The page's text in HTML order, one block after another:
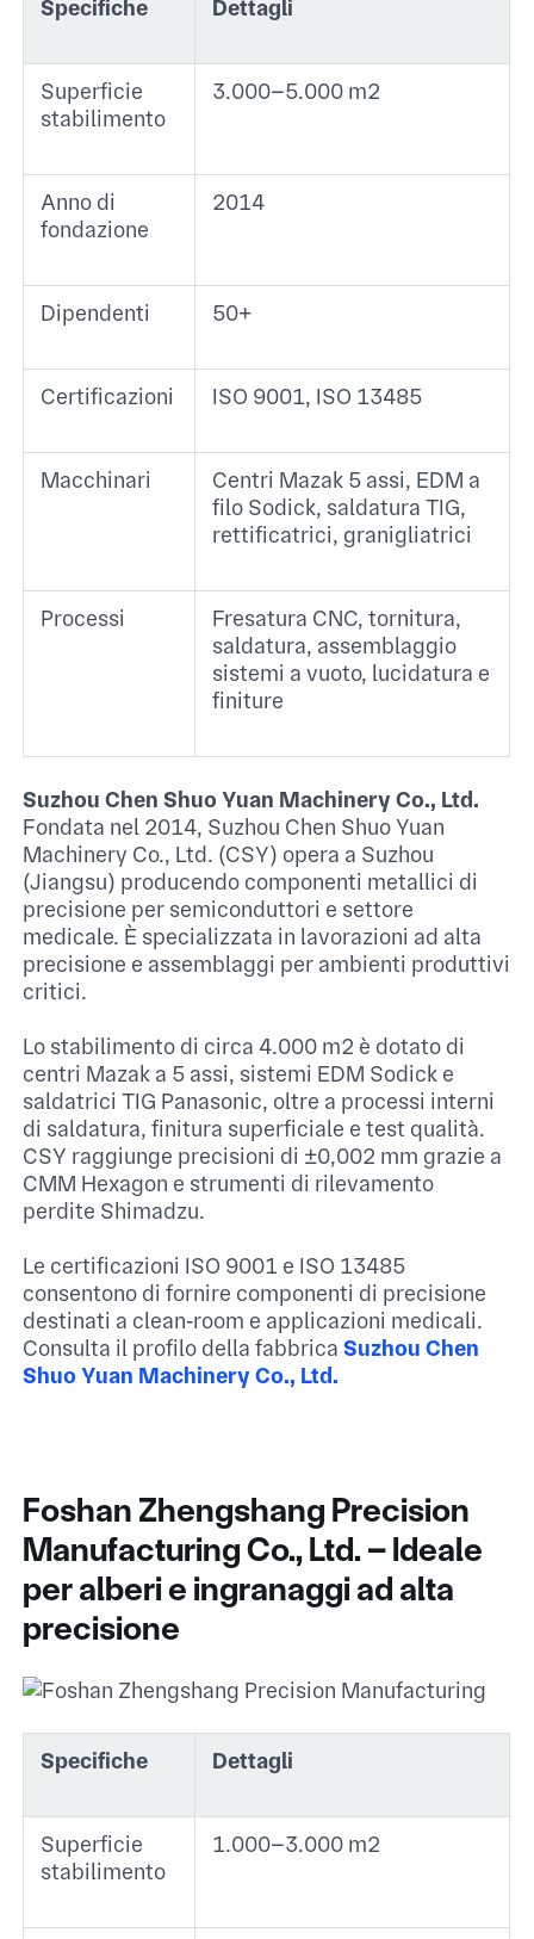
Specifiche Dettagli
Superficie
stabilimento
3.000–5.000 m² ​
Anno di
fondazione
2014 ​
Dipendenti 50+ ​
Certificazioni ISO 9001, ISO 13485 ​
Macchinari
Centri Mazak 5 assi, EDM a
filo Sodick, saldatura TIG,
rettificatrici, granigliatrici ​
Processi
Fresatura CNC, tornitura,
saldatura, assemblaggio
sistemi a vuoto, lucidatura e
finiture ​
Suzhou Chen Shuo Yuan Machinery Co., Ltd.
Fondata nel 2014, Suzhou Chen Shuo Yuan
Machinery Co., Ltd. (CSY) opera a Suzhou
(Jiangsu) producendo componenti metallici di
precisione per semiconduttori e settore
medicale. È specializzata in lavorazioni ad alta
precisione e assemblaggi per ambienti produttivi
critici.​
Lo stabilimento di circa 4.000 m² è dotato di
centri Mazak a 5 assi, sistemi EDM Sodick e
saldatrici TIG Panasonic, oltre a processi interni
di saldatura, finitura superficiale e test qualità.
CSY raggiunge precisioni di ±0,002 mm grazie a
CMM Hexagon e strumenti di rilevamento
perdite Shimadzu.​
Le certificazioni ISO 9001 e ISO 13485
consentono di fornire componenti di precisione
destinati a clean‑room e applicazioni medicali.​
Consulta il profilo della fabbricaSuzhou Chen
Shuo Yuan Machinery Co., Ltd.​
Foshan Zhengshang Precision
Manufacturing Co., Ltd. – Ideale
per alberi e ingranaggi ad alta
precisione
Specifiche Dettagli
Superficie
stabilimento
1.000–3.000 m² ​